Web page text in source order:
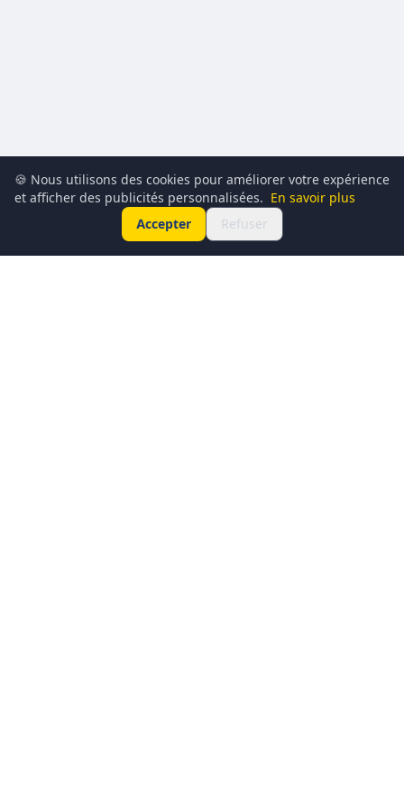
🍪 Nous utilisons des cookies pour améliorer votre expérience
et afficher des publicités personnalisées. En savoir plus
Accepter
Refuser